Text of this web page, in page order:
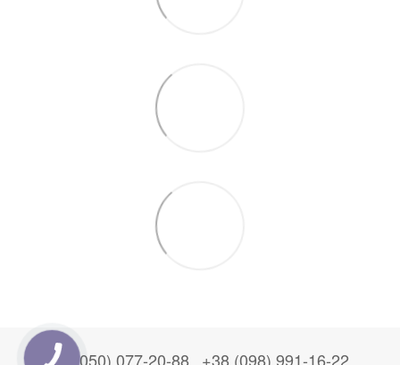
+38 (050) 077-20-88 +38 (098) 991-16-22